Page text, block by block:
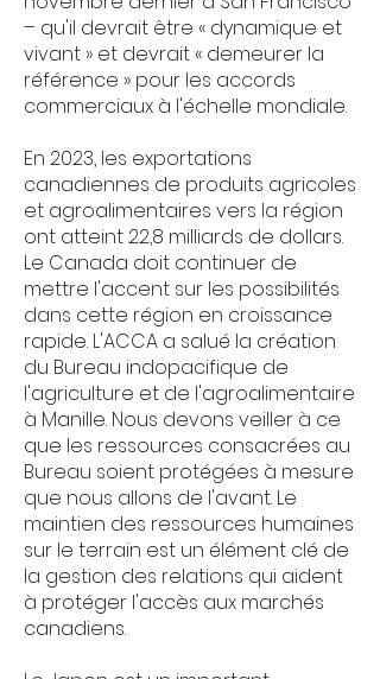
– qu'il devrait être « dynamique et
vivant » et devrait « demeurer la
référence » pour les accords
commerciaux à l'échelle mondiale.
En 2023, les exportations
canadiennes de produits agricoles
et agroalimentaires vers la région
ont atteint 22,8 milliards de dollars.
Le Canada doit continuer de
mettre l'accent sur les possibilités
dans cette région en croissance
rapide. L'ACCA a salué la création
du Bureau indopacifique de
l'agriculture et de l'agroalimentaire
à Manille. Nous devons veiller à ce
que les ressources consacrées au
Bureau soient protégées à mesure
que nous allons de l'avant. Le
maintien des ressources humaines
sur le terrain est un élément clé de
la gestion des relations qui aident
à protéger l'accès aux marchés
canadiens.